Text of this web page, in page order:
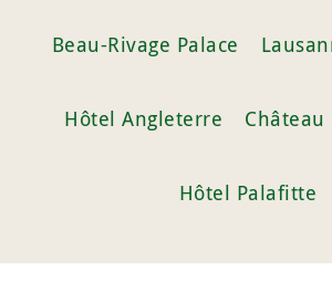
Beau-Rivage Palace
Hôtel Angleterre Château
Hôtel Palafitte